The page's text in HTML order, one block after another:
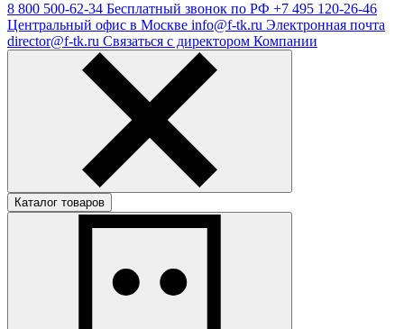
8 800 500-62-34 Бесплатный звонок по РФ +7 495 120-26-46
Центральный офис в Москве info@f-tk.ru Электронная почта
director@f-tk.ru Связаться с директором Компании
Каталог товаров